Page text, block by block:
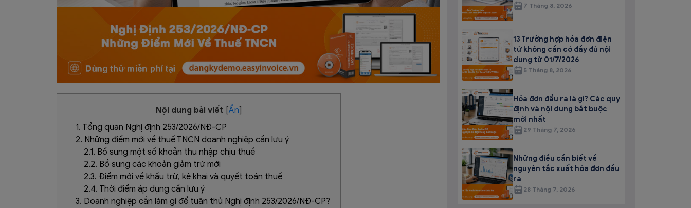
Nội dung bài viết [Ẩn]
1. Tổng quan Nghị định 253/2026/NĐ-CP
2. Những điểm mới về thuế TNCN doanh nghiệp cần lưu ý
2.1. Bổ sung một số khoản thu nhập chịu thuế
2.2. Bổ sung các khoản giảm trừ mới
2.3. Điểm mới về khấu trừ, kê khai và quyết toán thuế
2.4. Thời điểm áp dụng cần lưu ý
3. Doanh nghiệp cần làm gì để tuân thủ Nghị định 253/2026/NĐ-CP?
7 Tháng 8, 2026
13 Trường hợp hóa đơn điện
tử không cần có đầy đủ nội
dung từ 01/7/2026
5 Tháng 8, 2026
Hóa đơn đầu ra là gì? Các quy
định và nội dung bắt buộc
mới nhất
29 Tháng 7, 2026
Những điều cần biết về
nguyên tắc xuất hóa đơn đầu
ra
28 Tháng 7, 2026